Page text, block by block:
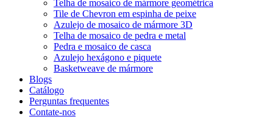
Telha de mosaico de mármore geométrica
Tile de Chevron em espinha de peixe
Azulejo de mosaico de mármore 3D
Telha de mosaico de pedra e metal
Pedra e mosaico de casca
Azulejo hexágono e piquete
Basketweave de mármore
Blogs
Catálogo
Perguntas frequentes
Contate-nos